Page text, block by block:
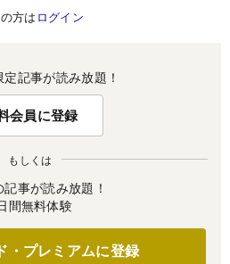
方は ログイン
記事が読み放題！
会員に登録
もしくは
事が読み放題！
間無料体験
・プレミアムに登録